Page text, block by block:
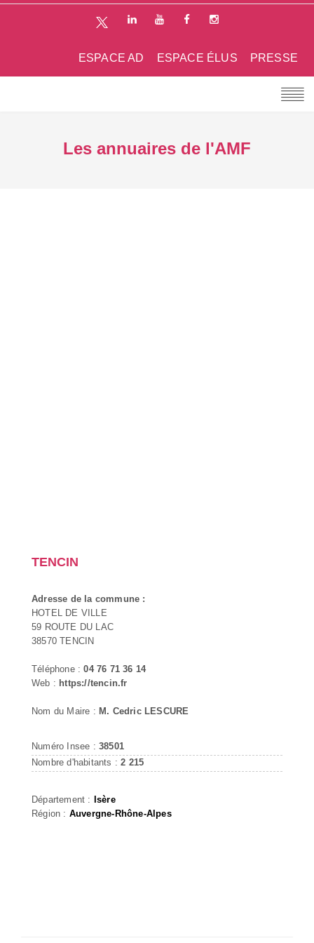
PRESSE
ESPACE ÉLUS
ESPACE AD
Les annuaires de l'AMF
TENCIN
Adresse de la commune :
HOTEL DE VILLE
59 ROUTE DU LAC
38570 TENCIN
Téléphone :04 76 71 36 14
Web : https://tencin.fr
Nom du Maire : M. Cedric LESCURE
Numéro Insee : 38501
Nombre d'habitants :2 215
Département : Isère
Région : Auvergne-Rhône-Alpes